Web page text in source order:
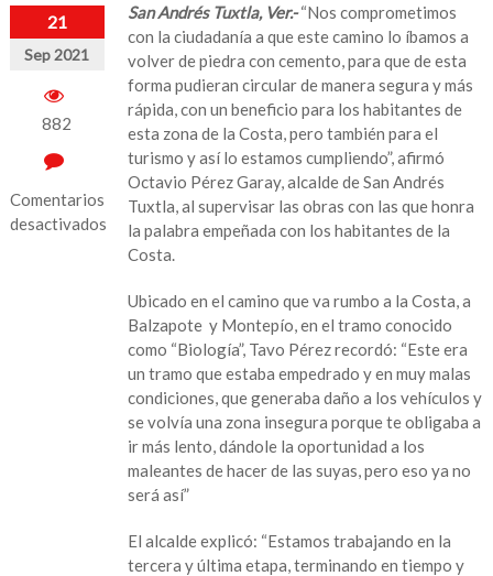
21
Sep 2021
882
Comentarios
desactivados
San Andrés Tuxtla, Ver.-“Nos comprometimos
con la ciudadanía a que este camino lo íbamos a
volver de piedra con cemento, para que de esta
forma pudieran circular de manera segura y más
rápida, con un beneficio para los habitantes de
esta zona de la Costa, pero también para el
turismo y así lo estamos cumpliendo”, afirmó
Octavio Pérez Garay, alcalde de San Andrés
Tuxtla, al supervisar las obras con las que honra
la palabra empeñada con los habitantes de la
Costa.
Ubicado en el camino que va rumbo a la Costa, a
Balzapote y Montepío, en el tramo conocido
como “Biología”, Tavo Pérez recordó: “Este era
un tramo que estaba empedrado y en muy malas
condiciones, que generaba daño a los vehículos y
se volvía una zona insegura porque te obligaba a
ir más lento, dándole la oportunidad a los
maleantes de hacer de las suyas, pero eso ya no
será así”
El alcalde explicó: “Estamos trabajando en la
tercera y última etapa, terminando en tiempo y